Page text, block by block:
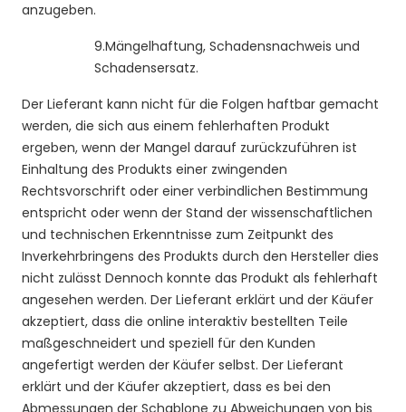
anzugeben.
9.Mängelhaftung, Schadensnachweis und
Schadensersatz.
Der Lieferant kann nicht für die Folgen haftbar gemacht
werden, die sich aus einem fehlerhaften Produkt
ergeben, wenn der Mangel darauf zurückzuführen ist
Einhaltung des Produkts einer zwingenden
Rechtsvorschrift oder einer verbindlichen Bestimmung
entspricht oder wenn der Stand der wissenschaftlichen
und technischen Erkenntnisse zum Zeitpunkt des
Inverkehrbringens des Produkts durch den Hersteller dies
nicht zulässt Dennoch konnte das Produkt als fehlerhaft
angesehen werden. Der Lieferant erklärt und der Käufer
akzeptiert, dass die online interaktiv bestellten Teile
maßgeschneidert und speziell für den Kunden
angefertigt werden der Käufer selbst. Der Lieferant
erklärt und der Käufer akzeptiert, dass es bei den